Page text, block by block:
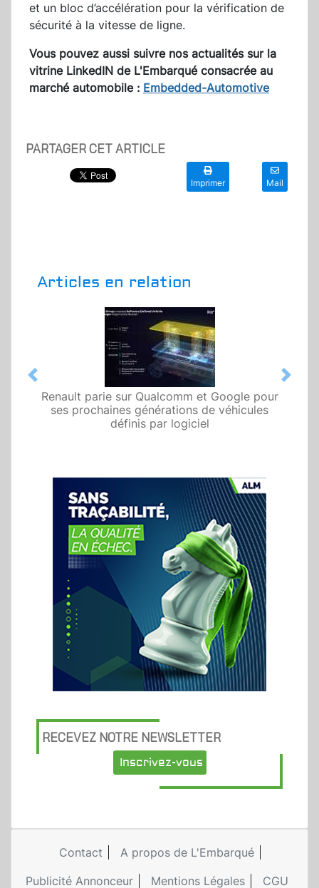
et un bloc d’accélération pour la vérification de
sécurité à la vitesse de ligne.
Vous pouvez aussi suivre nos actualités sur la
vitrine LinkedIN de L'Embarqué consacrée au
marché automobile : Embedded-Automotive
PARTAGER CET ARTICLE
Imprimer Mail
Articles en relation
Renault parie sur Qualcomm et Google pour
ses prochaines générations de véhicules
définis par logiciel
Previous Next
RECEVEZ NOTRE NEWSLETTER
Inscrivez-vous
Contact
A propos de L'Embarqué
Publicité Annonceur
Mentions Légales CGU